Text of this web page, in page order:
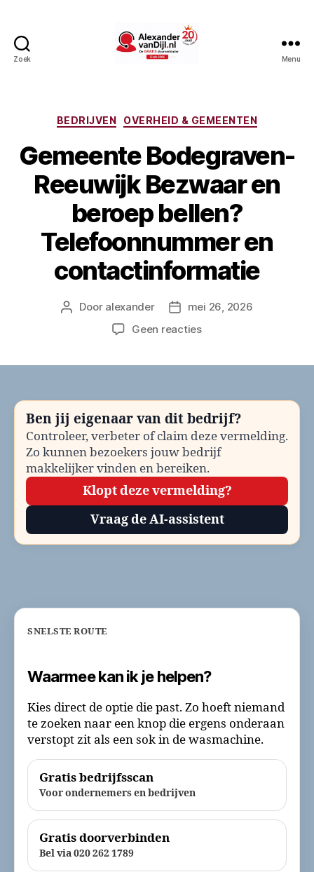
Zoek Menu
Categorieën
BEDRIJVEN OVERHEID & GEMEENTEN
Gemeente Bodegraven-
Reeuwijk Bezwaar en
beroep bellen?
Telefoonnummer en
contactinformatie
Berichtauteur
Door alexander Berichtdatum
mei 26, 2026
Geen reactiesop
en
beroep
bellen?
Telefoonnummer
en
contactinformatie
Ben jij eigenaar van dit bedrijf?
Controleer, verbeter of claim deze vermelding.
Zo kunnen bezoekers jouw bedrijf
makkelijker vinden en bereiken.
Klopt deze vermelding?
Vraag de AI-assistent
SNELSTE ROUTE
Waarmee kan ik je helpen?
Kies direct de optie die past. Zo hoeft niemand
te zoeken naar een knop die ergens onderaan
verstopt zit als een sok in de wasmachine.
Gratis bedrijfsscan
Voor ondernemers en bedrijven
Gratis doorverbinden
Bel via 020 262 1789